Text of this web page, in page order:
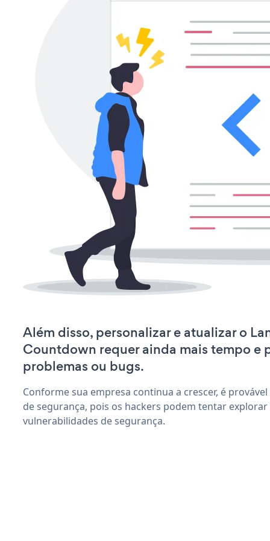
Além disso, personalizar e atualizar o
Countdown requer ainda mais tempo e
problemas ou bugs.
Conforme sua empresa continua a crescer, é
de segurança, pois os hackers podem tentar
vulnerabilidades de segurança.